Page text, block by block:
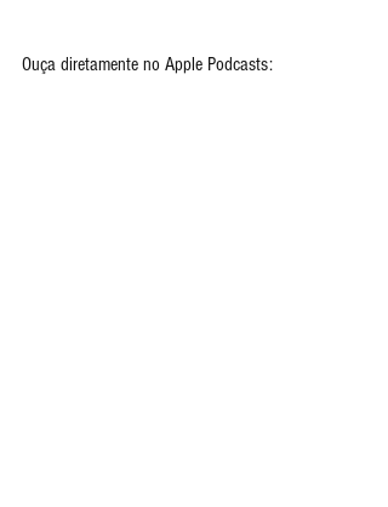
Ouça diretamente no Apple Podcasts: